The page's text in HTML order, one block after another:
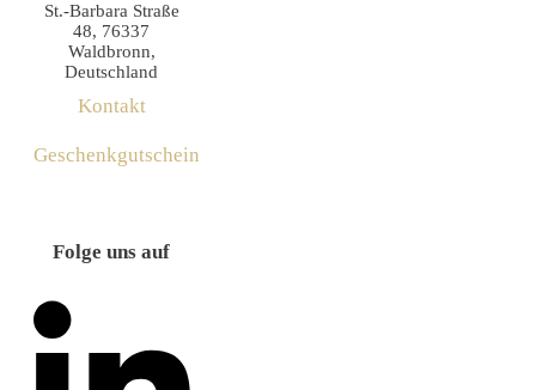
St.-Barbara Straße
48, 76337
Waldbronn,
Deutschland
Kontakt
Geschenkgutschein
Folge uns auf